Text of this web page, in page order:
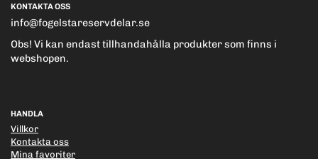
KONTAKTA OSS
info@fogelstareservdelar.se
Obs! Vi kan endast tillhandahålla produkter som finns i
webshopen.
HANDLA
Villkor
Kontakta oss
Mina favoriter